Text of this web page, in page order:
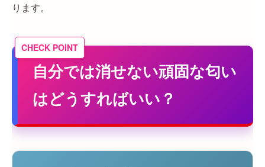
ります。
自分では消せない頑固な匂い
はどうすればいい？